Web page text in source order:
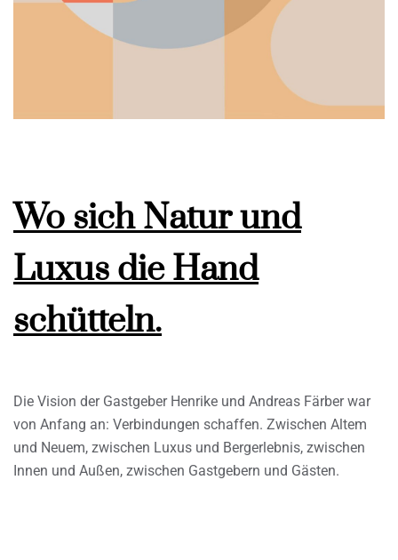
Wo sich Natur und
Luxus die Hand
schütteln.
Die Vision der Gastgeber Henrike und Andreas Färber war
von Anfang an: Verbindungen schaffen. Zwischen Altem
und Neuem, zwischen Luxus und Bergerlebnis, zwischen
Innen und Außen, zwischen Gastgebern und Gästen.